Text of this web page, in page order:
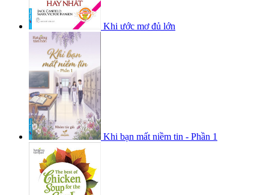
Khi ước mơ đủ lớn
Khi bạn mất niềm tin - Phần 1